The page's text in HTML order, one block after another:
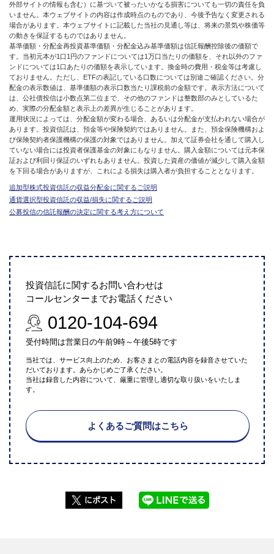
外部サイトの情報も含む）に基づいて被ったいかなる損害についても一切の責任を負
いません。本ウェブサイトの内容は作成時点のものであり、今後予告なく変更される
場合があります。本ウェブサイトに記載した当社の見通し等は、将来の景気や株価等
の動きを保証するものではありません。
基準価額・分配金再投資基準価額・分配金込み基準価額は信託報酬控除後の価額で
す。当初元本が1口1円のファンドについては1万口当たりの価額を、それ以外のファ
ンドについては1口あたりの価額を表示しています。換金時の費用・税金等は考慮し
ておりません。ただし、ETFの表記している口数については別途ご確認ください。分
配金の表示数値は、基準価額の表示口数当たり課税前の金額です。表示方法について
は、公社債投信は小数点第二位まで、その他のファンドは整数部のみとしているた
め、実際の分配金額と表示上の差異が生じることがあります。
運用状況によっては、分配金額が変わる場合、あるいは分配金が支払われない場合が
あります。投資信託は、預金等や保険契約ではありません。また、預金保険機構およ
び保険契約者保護機構の保護の対象ではありません。加えて証券会社を通して購入し
ていない場合には投資者保護基金の対象にもなりません。購入金額については元本保
証および利回り保証のいずれもありません。投資した資産の価値が減少して購入金額
を下回る場合がありますが、これによる損失は購入者が負担することとなります。
追加型株式投資信託の収益分配金に関するご説明
通貨選択型投資信託の収益/損失に関するご説明
公募投信の信託報酬の決定に関する考え方について
投資信託に関するお問い合わせは
コールセンターまでお電話ください
0120-104-694
受付時間は営業日の午前9時～午後5時です
当社では、サービス向上のため、お客さまとの電話内容を録音させていた
だいております。あらかじめご了承ください。
当社は録音した内容について、厳重に管理し適切な取り扱いをいたしま
す。
よくあるご質問はこちら